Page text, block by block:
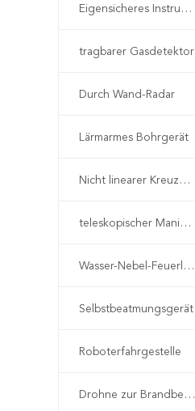
Eigensicheres Instrument
tragbarer Gasdetektor
Durch Wand-Radar
Lärmarmes Bohrgerät
Nicht linearer Kreuzungs-Detektor
teleskopischer Manipulator eod
Wasser-Nebel-Feuerlöscher
Selbstbeatmungsgerät
Roboterfahrgestelle
Drohne zur Brandbekämpfung